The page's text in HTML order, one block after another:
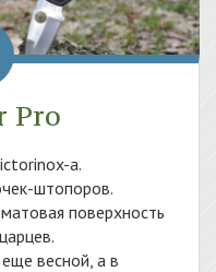
Pro
a.
штопоров.
поверхность
весной, а в